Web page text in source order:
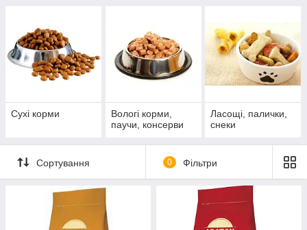
Сухі корми
Вологі корми,
паучи, консерви
Ласощі, палички,
снеки
Сортування 0 Фільтри